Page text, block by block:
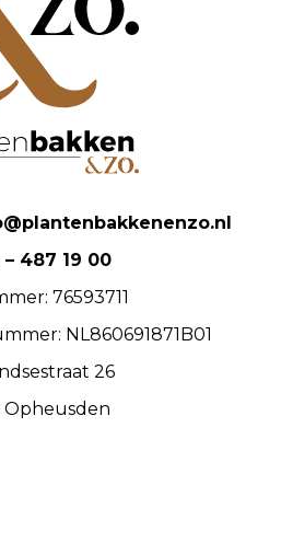
– 487 19 00
76593711
NL860691871B01
26
Opheusden